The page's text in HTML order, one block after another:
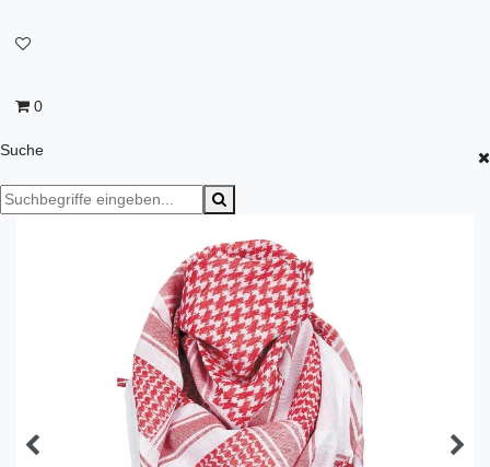
0
Suche